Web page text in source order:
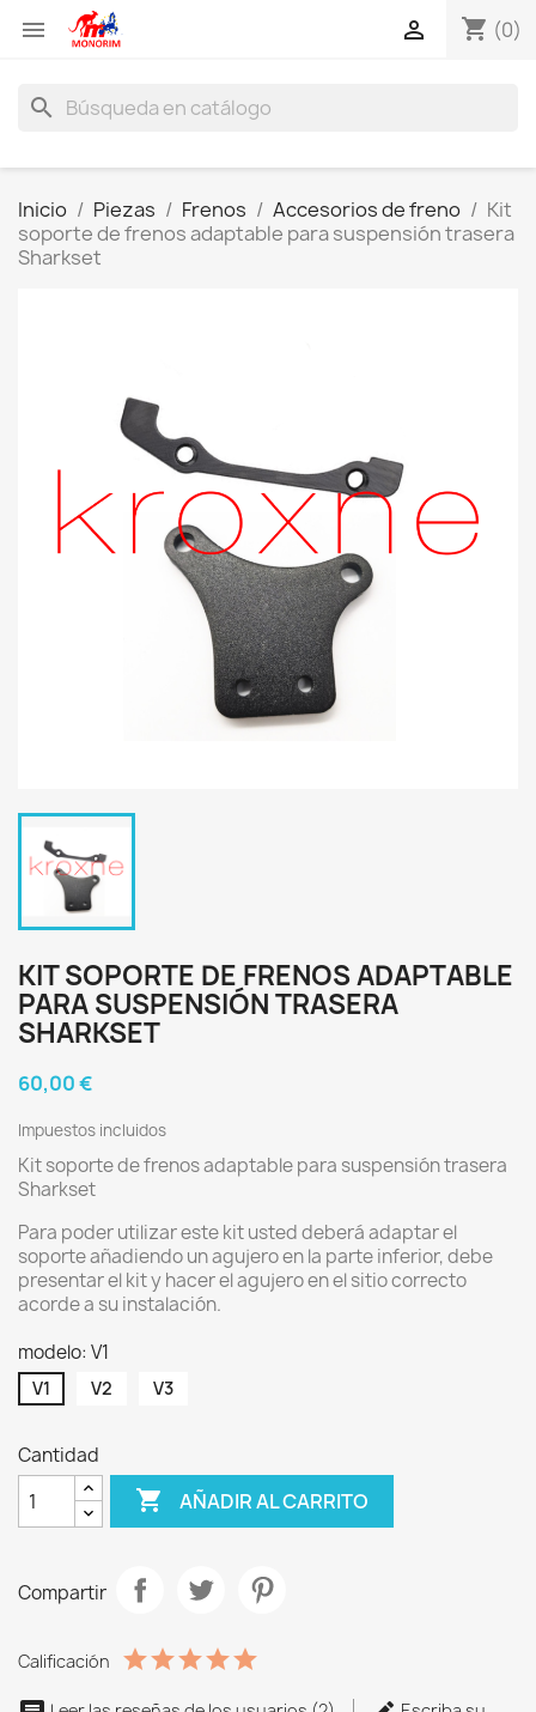
 shopping_cart (0)

search
Inicio Piezas Frenos Accesorios de freno
Kit
soporte de frenos adaptable para suspensión trasera
Sharkset
KIT SOPORTE DE FRENOS ADAPTABLE
PARA SUSPENSIÓN TRASERA
SHARKSET
60,00 €
Impuestos incluidos
Kit soporte de frenos adaptable para suspensión trasera
Sharkset
Para poder utilizar este kit usted deberá adaptar el
soporte añadiendo un agujero en la parte inferior, debe
presentar el kit y hacer el agujero en el sitio correcto
acorde a su instalación.
modelo: V1
V1 V2 V3
Cantidad
 AÑADIR AL CARRITO
Compartir
Calificación